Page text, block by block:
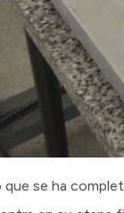
que se ha